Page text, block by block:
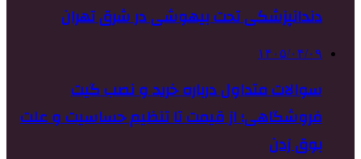
دندانپزشکی تحت بیهوشی در شرق تهران
۱۴۰۵/۰۴/۰۹
سوالات متداول درباره خرید و نصب گیت
فروشگاهی؛ از قیمت تا تنظیم حساسیت و علت
بوق زدن